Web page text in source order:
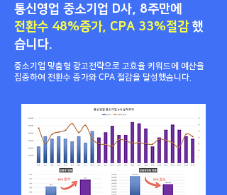
통신영업 중소기업 D사, 8주만에
전환수 48%증가, CPA 33%절감했
습니다.
중소기업 맞춤형 광고전략으로 고효율 키워드에 예산을
집중하여 전환수 증가와 CPA 절감을 달성했습니다.